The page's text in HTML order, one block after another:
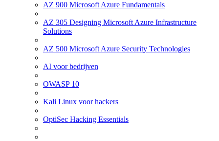
AZ 900 Microsoft Azure Fundamentals
AZ 305 Designing Microsoft Azure Infrastructure
Solutions
AZ 500 Microsoft Azure Security Technologies
AI voor bedrijven
OWASP 10
Kali Linux voor hackers
OptiSec Hacking Essentials